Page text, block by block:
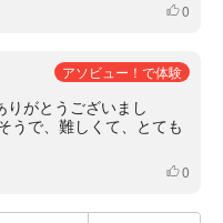
いいね
0
アソビュー！で体験
がとうございまし
で、難しくて、とても
いいね
0